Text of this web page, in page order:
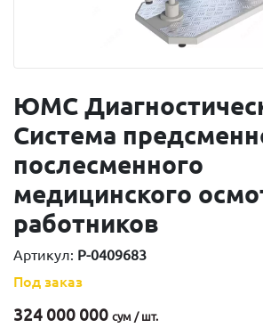
ЮМС
Система
послесменного
медицинского
работников
Артикул: P-0409683
Под заказ
324 000 000 сум / шт.